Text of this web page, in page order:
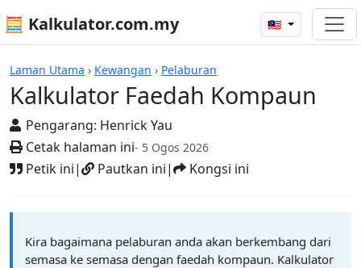
🧮 Kalkulator.com.my 🇲🇾
Laman Utama › Kewangan › Pelaburan
Kalkulator Faedah Kompaun
Pengarang: Henrick Yau
Cetak halaman ini- 5 Ogos 2026
Petik ini| Pautkan ini| Kongsi ini
Kalkulator
Kira bagaimana pelaburan anda akan berkembang dari
semasa ke semasa dengan faedah kompaun. Kalkulator